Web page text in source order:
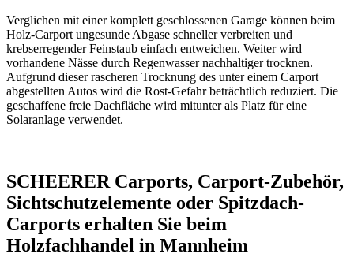
Verglichen mit einer komplett geschlossenen Garage können beim
Holz-Carport ungesunde Abgase schneller verbreiten und
krebserregender Feinstaub einfach entweichen. Weiter wird
vorhandene Nässe durch Regenwasser nachhaltiger trocknen.
Aufgrund dieser rascheren Trocknung des unter einem Carport
abgestellten Autos wird die Rost-Gefahr beträchtlich reduziert. Die
geschaffene freie Dachfläche wird mitunter als Platz für eine
Solaranlage verwendet.
SCHEERER Carports, Carport-Zubehör,
Sichtschutzelemente oder Spitzdach-
Carports erhalten Sie beim
Holzfachhandel in Mannheim